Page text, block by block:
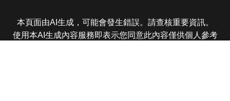
本頁面由AI生成，可能會發生錯誤。請查核重要資訊。
使用本AI生成內容服務即表示您同意此內容僅供個人參考